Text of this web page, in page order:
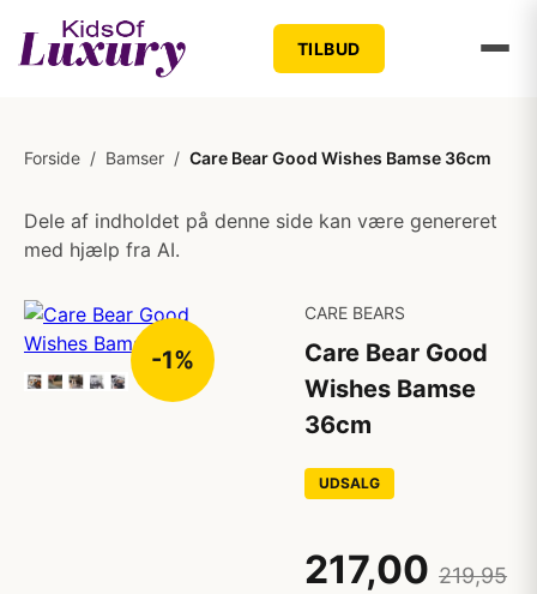
TILBUD
Forside / Bamser / Care Bear Good Wishes Bamse 36cm
Dele af indholdet på denne side kan være genereret
med hjælp fra AI.
-1%
CARE BEARS
Care Bear Good
Wishes Bamse
36cm
UDSALG
217,00 219,95